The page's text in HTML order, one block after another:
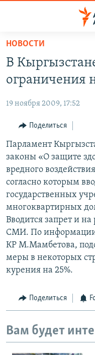
Вернуться
основному
содержанию
Вернутся
навигации
Вернутся
поиску
КАЗАХСТАН
УЗБЕКИСТАН
ТАДЖИКИСТАН
НОВОСТИ
ВОЙНА В УКРАИНЕ
НА ДРУГИХ ЯЗЫКАХ
ҚАЗАҚША
КЫРГЫЗЧА
ТОҶИКӢ
TÜRKMENÇE
Все сайты РСЕ/РС
НОВОСТИ
В
ограничения
19 ноября 2009, 17:52
Поделиться
Парламент
законы «О защите
вредного
согласно которым
государственных
многоквартирных
Вводится запрет и
СМИ. По информации
КР М.Мамбетова,
меры в некоторых
курения на 25%.
Поделиться
Вам будет